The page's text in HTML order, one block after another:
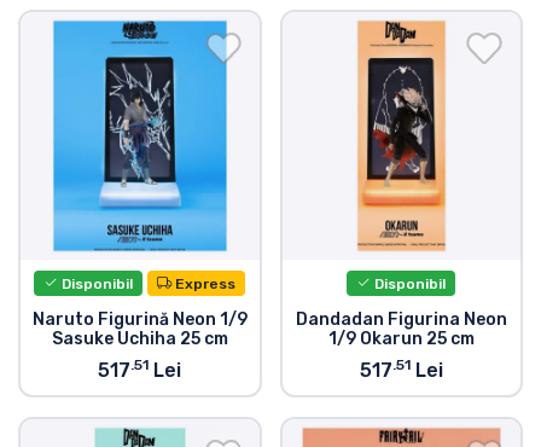
Disponibil Express
Naruto Figurină Neon 1/9
Sasuke Uchiha 25 cm
517.51 Lei
Disponibil
Dandadan Figurina Neon
1/9 Okarun 25 cm
517.51Lei
Sortare după sport
Sortare după muzică
Tipuri de produse
Mărci